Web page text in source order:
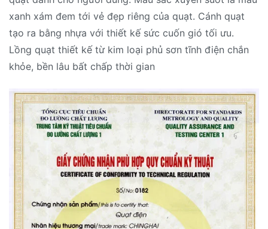
xanh xám đem tới vẻ đẹp riêng của quạt. Cánh quạt
tạo ra bằng nhựa với thiết kế sức cuốn gió tối ưu.
Lồng quạt thiết kế từ kim loại phủ sơn tĩnh điện chắn
khỏe, bền lâu bất chấp thời gian